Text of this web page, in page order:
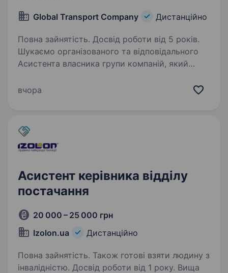
Global Transport Company Дистанційно
Повна зайнятість. Досвід роботи від 5 років.
Шукаємо організованого та відповідального
Асистента власника групи компаній, який
робочих процесах, допоможе структурувати
вчора
Асистент керівника відділу
постачання
20 000 – 25 000 грн
Izolon.ua
Дистанційно
Повна зайнятість. Також готові взяти людину з
інвалідністю. Досвід роботи від 1 року. Вища